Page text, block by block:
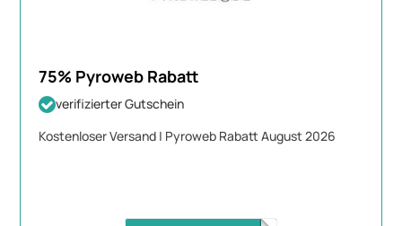
75% Pyroweb Rabatt
verifizierter Gutschein
Kostenloser Versand | Pyroweb Rabatt August 2026